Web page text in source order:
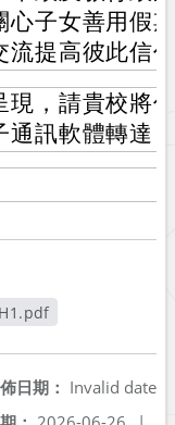
心子女善用假
流提高彼此信
現，請貴校將
通訊軟體轉達
日期： Invalid date